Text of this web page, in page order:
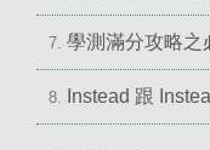
7. 學測滿分攻略
8. Instead 跟